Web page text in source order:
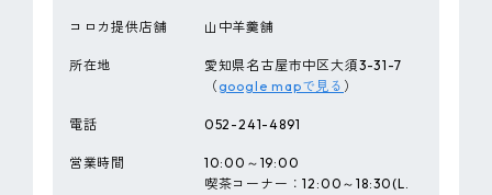
コロカ提供店舗 山中羊羹舗
所在地
愛知県名古屋市中区大須3-31-7
（ google mapで見る ）
電話 052-241-4891
営業時間
10:00～19:00
喫茶コーナー：12:00～18:30(L.